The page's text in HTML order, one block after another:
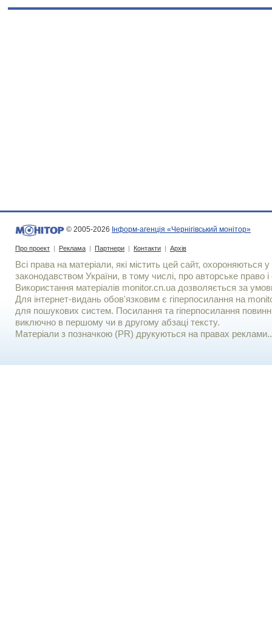
© 2005-2026 Інформ-агенція «Чернігівський монітор»
Про проект | Реклама | Партнери | Контакти | Архів
Всі права на матеріали, які містить цей сайт, охороняються у
законодавством України, в тому числі, про авторське право і
Використання матерiалiв monitor.cn.ua дозволяється за
Для iнтернет-видань обов'язковим є гiперпосилання на
для пошукових систем. Посилання та гіперпосилання
виключно в першому чи в другому абзаці тексту.
Матеріали з позначкою (PR) друкуються на правах реклами..